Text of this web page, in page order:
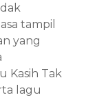
tampil
yang
Kasih Tak
lagu